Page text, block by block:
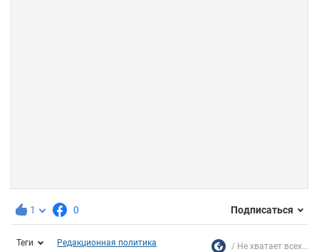
1 0 Подписаться
Теги Редакционная политика Не хватает всех...